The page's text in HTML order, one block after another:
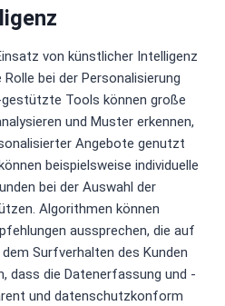
von künstlicher Intelligenz
bei der Personalisierung
gestützte Tools können große
und Muster erkennen,
Angebote genutzt
beispielsweise individuelle
bei der Auswahl der
Algorithmen können
aussprechen, die auf
Surfverhalten des Kunden
dass die Datenerfassung und -
und datenschutzkonform